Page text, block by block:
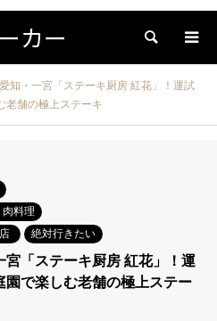
カー 検索
知・一宮「ステーキ厨房 紅花」！運試
老舗の極上ステーキ
料理
絶対行きたい
宮「ステーキ厨房 紅花」！運
で楽しむ老舗の極上ステー